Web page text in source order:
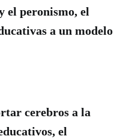
el peronismo, el
a un modelo
cerebros a la
el